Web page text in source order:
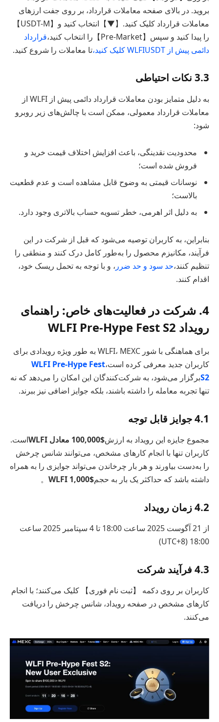
بروید. در بالای صفحه معاملات قرارداد، بر روی جفت ارز‌های
معاملات قرارداد کلیک کنید.【▼】انتخاب کنید و【USDT-M】
را پیدا کنید و سپس【Pre-Market】را انتخاب کنید،
قرارداد
دائمی پیش از WLFIUSDT کلیک کنید،
تا معاملات را شروع کنید.
3.3 نکات احتیاطی
به دلیل متمایز بودن معاملات قرارداد دائمی پیش از WLFI از
معاملات قرارداد معمولی، ممکن است با چالش‌های زیر روبرو
شود:
محدودیت نقدینگی، باعث افزایش اختلاف قیمت خرید و
فروش شده است؛
نوسانات قیمتی به وضوح قابل مشاهده است و عدم قطعیت
بالاست؛
به دلیل اثر اهرمی، خطر تسویه حساب بالاتری وجود دارد.
بنابراین، به کاربران توصیه می‌شود که قبل از شرکت در این
فرآیند، مکانیزم محصول را به‌طور کامل درک کنند و منطقی را
تنظیم کنند،حد سود و حد ضرر ، و با توجه به تحمل ریسک خود،
اقدام کنند.
4. شرکت در فعالیت‌های خاص: راهنمای
رویداد WLFI Pre-Hype Fest S2
برای هماهنگی با شور WLFI، MEXC به طور ویژه رویدادی برای
کاربران جدید معرفی کرده است،WLFI Pre-Hype Fest
S2برگزار می‌شود، به شرکت‌کنندگان این امکان را می‌دهد که نه
تنها تجربه معامله را داشته باشند، بلکه جوایز اضافی نیز ببرند.
4.1 جوایز قابل توجه
مجموع جایزه این رویداد به ارزش$100,000 معادل WLFI
است.
کاربران تنها با انجام کارهای مشخص، می‌توانند شانس چرخش
را به‌دست بیاورند و هر بار چرخاندن می‌تواند جوایزی را به همراه
داشته باشد که حداکثر یک بار به حجم$1,000 WLFI
。
4.2 زمان رویداد
از 21 آگوست 2025 ساعت 18:00 تا 4 سپتامبر 2025 ساعت
18:00 (UTC+8)
4.3 فرآیند شرکت
کاربران بر روی دکمه 【ثبت نام فوری】 کلیک می‌کنند؛ با انجام
کارهای مشخص در صفحه رویداد، شانس چرخش را دریافت
می‌کنند.